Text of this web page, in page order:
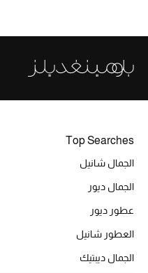
حقائب الأطفال
أبرز المصممين
Top Searches
الجمال شانيل
الجمال ديور
عطور ديور
العطور شانيل
الجمال ديبتيك